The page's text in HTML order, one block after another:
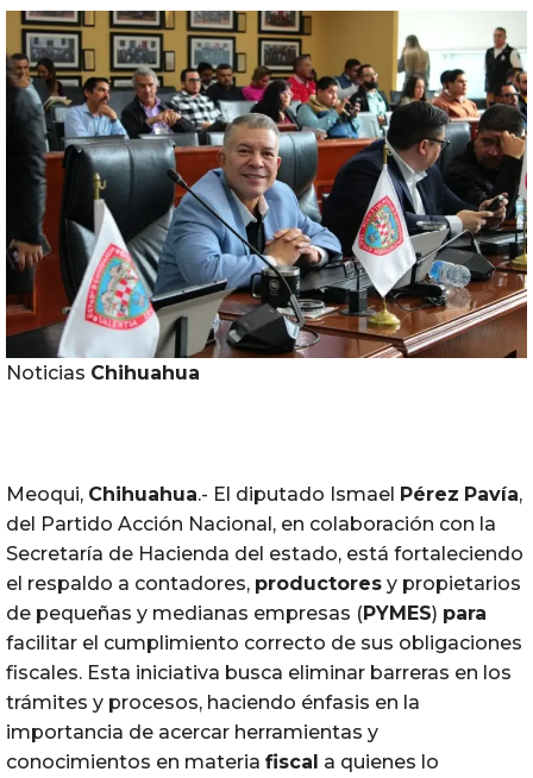
Noticias Chihuahua
Meoqui, Chihuahua.- El diputado Ismael Pérez Pavía,
del Partido Acción Nacional, en colaboración con la
Secretaría de Hacienda del estado, está fortaleciendo
el respaldo a contadores, productores y propietarios
de pequeñas y medianas empresas (PYMES) para
facilitar el cumplimiento correcto de sus obligaciones
fiscales. Esta iniciativa busca eliminar barreras en los
trámites y procesos, haciendo énfasis en la
importancia de acercar herramientas y
conocimientos en materia fiscal a quienes lo